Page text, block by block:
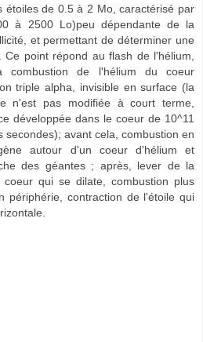
étoiles de 0.5 à 2 Mo, caractérisé par
à 2500 Lo)peu dépendante de la
et permettant de déterminer une
Ce point répond au flash de l'hélium,
combustion de l'hélium du coeur
triple alpha, invisible en surface (la
n'est pas modifiée à court terme,
développée dans le coeur de 10^11
secondes); avant cela, combustion en
autour d'un coeur d'hélium et
des géantes ; après, lever de la
coeur qui se dilate, combustion plus
périphérie, contraction de l'étoile qui